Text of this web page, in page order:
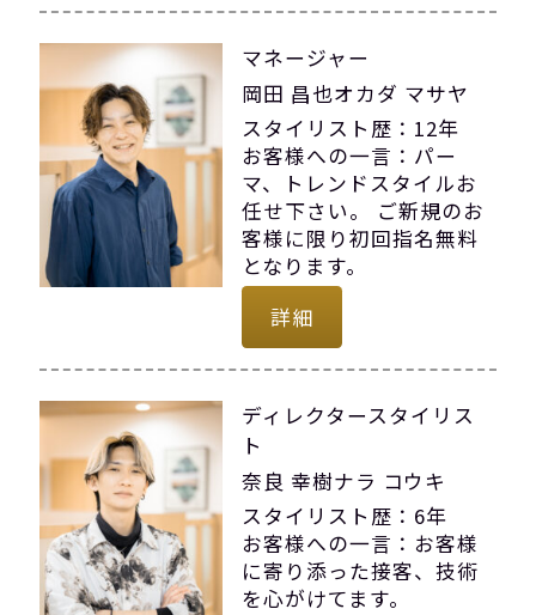
マネージャー
岡田 昌也オカダ マサヤ
スタイリスト歴：12年
お客様への一言：パー
マ、トレンドスタイルお
任せ下さい。 ご新規のお
客様に限り初回指名無料
となります。
詳細
ディレクタースタイリス
ト
奈良 幸樹ナラ コウキ
スタイリスト歴：6年
お客様への一言：お客様
に寄り添った接客、技術
を心がけてます。